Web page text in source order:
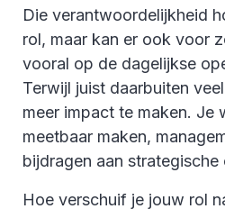
Die verantwoordelijkheid
rol, maar kan er ook voor
vooral op de dagelijkse
Terwijl juist daarbuiten
meer impact te maken. Je
meetbaar maken,
bijdragen aan strategische
Hoe verschuif je jouw rol